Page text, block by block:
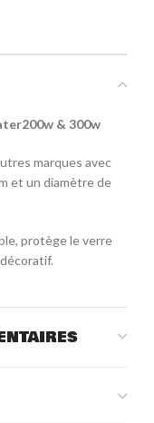
& 300w
marques avec
et un diamètre de
protège le verre